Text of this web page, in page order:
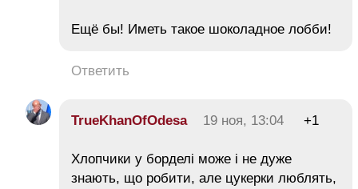
Ещё бы! Иметь такое шоколадное лобби!
Ответить
TrueKhanOfOdesa 19 ноя, 13:04 +1
Хлопчики у борделі може і не дуже
знають, що робити, але цукерки люблять,